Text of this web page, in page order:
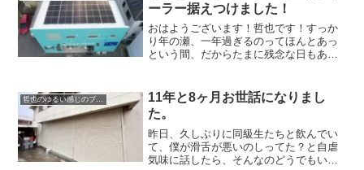
ーラー据えつけました！
おはようございます！哲也です！すっか
り年の瀬、一年過ぎるのってほんとあっ
という間、だからたまに残念な日もあり
イバーズの屋根にソーラーを設置させて
もらいました。好天...
哲也のゆるい感じのブログ
11年と8ヶ月お世話になりまし
た。
昨日、久しぶりに同級生たちと飲んでい
て、僕が滑舌が悪いのしってた？と自虐
気味に話したら、そんなのどうでもいい